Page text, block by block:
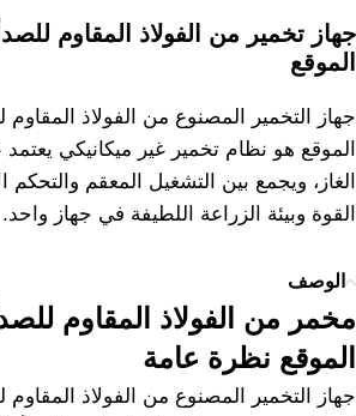
جهاز تخمير من الفولاذ المقاوم
الموقع
جهاز التخمير المصنوع من الفولاذ
الموقع هو نظام تخمير غير ميكانيكي
الغاز، ويجمع بين التشغيل المعقم والتحكم
القوة وبيئة الزراعة اللطيفة في جهاز واحد.
الوصف
مخمر من الفولاذ المقاوم
الموقع نظرة عامة
جهاز التخمير المصنوع من الفولاذ